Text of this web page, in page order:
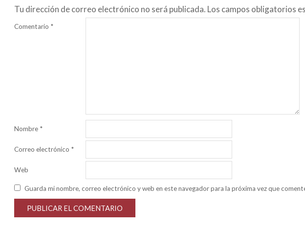
Tu dirección de correo electrónico no será publicada. Los campos obligatorios
Comentario *
Nombre *
Correo electrónico *
Web
Guarda mi nombre, correo electrónico y web en este navegador para la próxima vez que